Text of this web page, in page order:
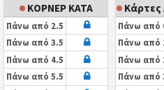
ΚΟΡΝΕΡ ΚΑΤΑ
Πάνω από 2.5
Πάνω από 3.5
Πάνω από 4.5
Πάνω από 5.5
Κάρτες
Πάνω από
Πάνω από
Πάνω από
Πάνω από